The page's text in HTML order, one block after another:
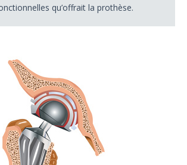
qu’offrait la prothèse.